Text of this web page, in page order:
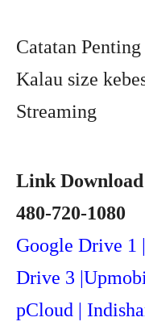
Catatan Penting
Kalau size
Streaming
Link
480-720-1080
Google Drive 1
Drive 3 |Upmob
pCloud |